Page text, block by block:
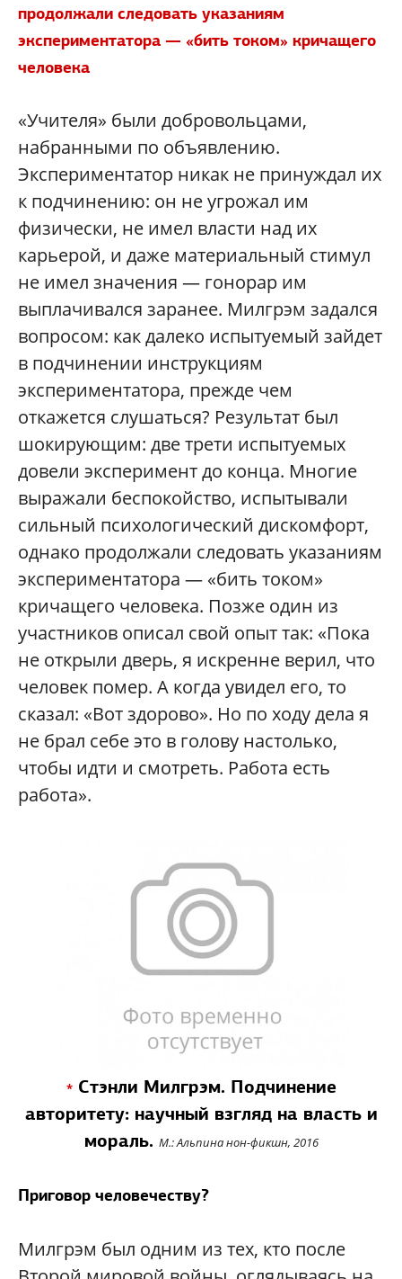
продолжали следовать указаниям
экспериментатора — «бить током» кричащего
человека
«Учителя» были добровольцами,
набранными по объявлению.
Экспериментатор никак не принуждал их
к подчинению: он не угрожал им
физически, не имел власти над их
карьерой, и даже материальный стимул
не имел значения — гонорар им
выплачивался заранее. Милгрэм задался
вопросом: как далеко испытуемый зайдет
в подчинении инструкциям
экспериментатора, прежде чем
откажется слушаться? Результат был
шокирующим: две трети испытуемых
довели эксперимент до конца. Многие
выражали беспокойство, испытывали
сильный психологический дискомфорт,
однако продолжали следовать указаниям
экспериментатора — «бить током»
кричащего человека. Позже один из
участников описал свой опыт так: «Пока
не открыли дверь, я искренне верил, что
человек помер. А когда увидел его, то
сказал: «Вот здорово». Но по ходу дела я
не брал себе это в голову настолько,
чтобы идти и смотреть. Работа есть
работа».
*Стэнли Милгрэм. Подчинение
авторитету: научный взгляд на власть и
мораль. М.: Альпина нон-фикшн, 2016
Приговор человечеству?
Милгрэм был одним из тех, кто после